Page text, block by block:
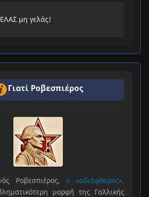
ΕΛΑΣ μη γελάς!
Γιατί Ροβεσπιέρος
Ροβεσπιέρος, ο «αδιάφθορος»,
μορφή της Γαλλικής